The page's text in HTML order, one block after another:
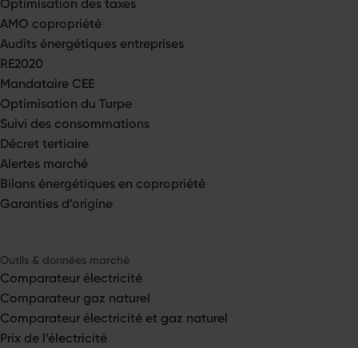
AMO copropriété
Audits énergétiques entreprises
RE2020
Mandataire CEE
Optimisation du Turpe
Suivi des consommations
Décret tertiaire
Alertes marché
Bilans énergétiques en copropriété
Garanties d’origine
Outils & données marché
Comparateur électricité
Comparateur gaz naturel
Comparateur électricité et gaz naturel
Prix de l’électricité